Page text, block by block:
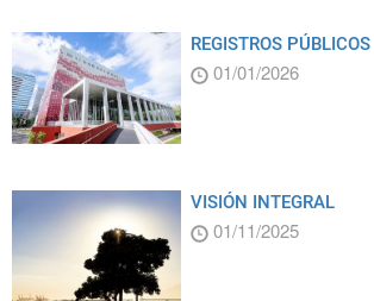
REGISTROS PÚBLICOS
01/01/2026
VISIÓN INTEGRAL
01/11/2025